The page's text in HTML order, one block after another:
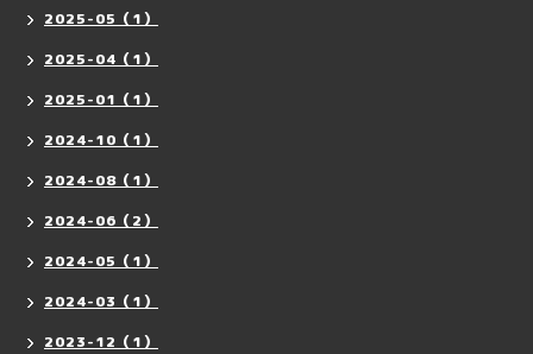
2025-05（1）
2025-04（1）
2025-01（1）
2024-10（1）
2024-08（1）
2024-06（2）
2024-05（1）
2024-03（1）
2023-12（1）